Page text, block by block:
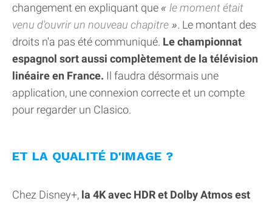
changement en expliquant que
le moment était
venu d'ouvrir un nouveau chapitre
. Le montant des
droits n'a pas été communiqué. Le championnat
espagnol sort aussi complètement de la télévision
linéaire en France. Il faudra désormais une
application, une connexion correcte et un compte
pour regarder un Clasico.
ET LA QUALITÉ D'IMAGE ?
Chez Disney+, la 4K avec HDR et Dolby Atmos est